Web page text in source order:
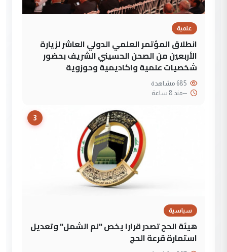
علمية
انطلاق المؤتمر العلمي الدولي العاشر لزيارة
الأربعين من الصحن الحسيني الشريف بحضور
شخصيات علمية واكاديمية وحوزوية
--منذ 8 ساعة
3
سياسية
هيئة الحج تصدر قرارا يخص "لم الشمل" وتعديل
استمارة قرعة الحج